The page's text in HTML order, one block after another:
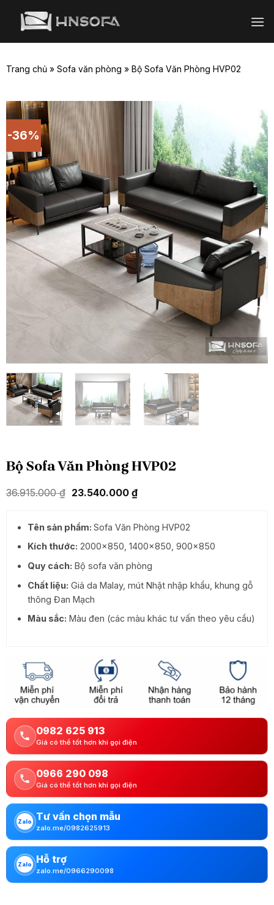
Trang chủ» Sofa văn phòng » Bộ Sofa Văn Phòng HVP02
-36%
Bộ Sofa Văn Phòng HVP02
36.915.000₫ Giá
36.915.000 ₫.
23.540.000 ₫Giá
hiện
là:
23.540.000 ₫.
Tên sản phẩm: Sofa Văn Phòng HVP02
Kích thước: 2000×850, 1400×850, 900×850
Quy cách: Bộ sofa văn phòng
Chất liệu: Giả da Malay, mút Nhật nhập khẩu, khung gỗ
thông Đan Mạch
Màu sắc: Màu đen (các màu khác tư vấn theo yêu cầu)
0982 625 913
Giá có thể tốt hơn khi gọi điện
0966 290 098
Giá có thể tốt hơn khi gọi điện
Zalo Tư vấn chọn mẫu
zalo.me/0982625913
Zalo Hỗ trợ
zalo.me/0966290098